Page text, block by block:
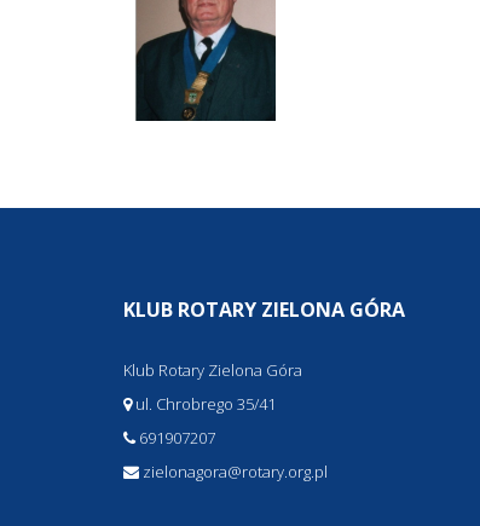
KLUB ROTARY ZIELONA GÓRA
Klub Rotary Zielona Góra
ul. Chrobrego 35/41
691907207
zielonagora@rotary.org.pl